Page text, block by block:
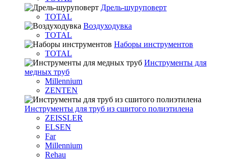
Дрель-шуруповерт
TOTAL
Воздуходувка
TOTAL
Наборы инструментов
TOTAL
Инструменты для
медных труб
Millennium
ZENTEN
Инструменты для труб из сшитого полиэтилена
ZEISSLER
ELSEN
Far
Millennium
Rehau